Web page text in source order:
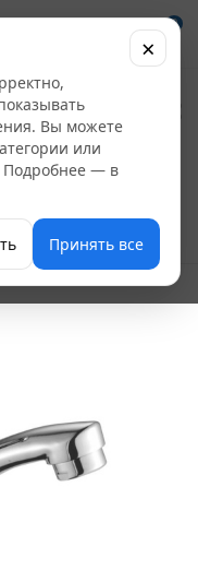
0
(U)
Вы можете
или
Подробнее — в
Принять все
×